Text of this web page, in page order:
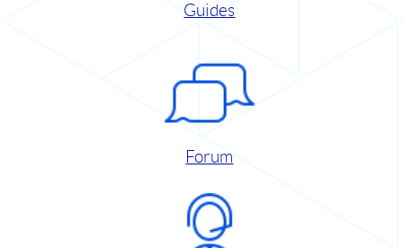
Guides
Forum